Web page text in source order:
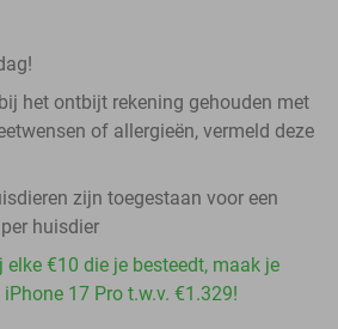
het ontbijt rekening gehouden met
of allergieën, vermeld deze
zijn toegestaan voor een
huisdier
€10 die je besteedt, maak je
17 Pro t.w.v. €1.329!